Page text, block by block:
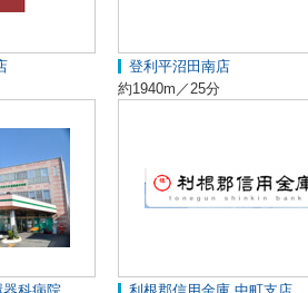
登利平沼田南店
約1940m／25分